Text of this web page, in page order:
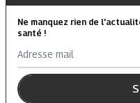
Ne manquez rien de
santé !
Adresse mail